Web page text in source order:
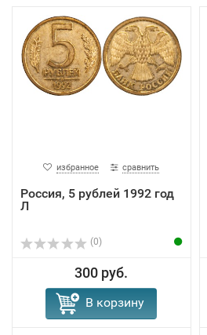
избранное сравнить
Россия, 5 рублей 1992 год
Л
(0)
300 руб.
В корзину